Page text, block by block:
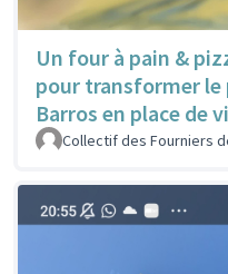
Un four à pain &
pour transformer le
Barros en place de
Collectif des Fourniers